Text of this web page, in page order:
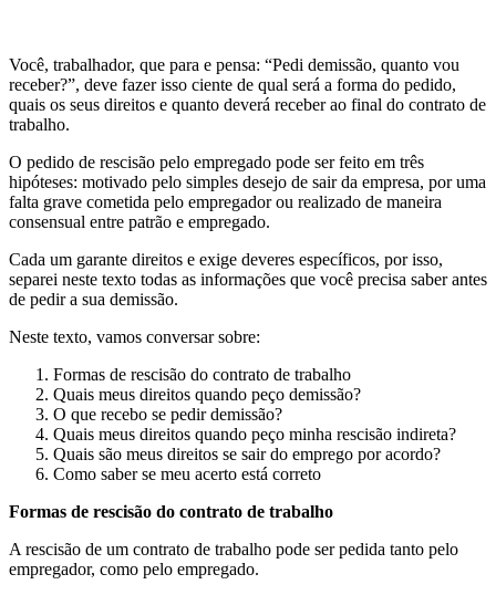
Você, trabalhador, que para e pensa: “Pedi demissão, quanto vou
receber?”, deve fazer isso ciente de qual será a forma do pedido,
quais os seus direitos e quanto deverá receber ao final do contrato de
trabalho.
O pedido de rescisão pelo empregado pode ser feito em três
hipóteses: motivado pelo simples desejo de sair da empresa, por uma
falta grave cometida pelo empregador ou realizado de maneira
consensual entre patrão e empregado.
Cada um garante direitos e exige deveres específicos, por isso,
separei neste texto todas as informações que você precisa saber antes
de pedir a sua demissão.
Neste texto, vamos conversar sobre:
Formas de rescisão do contrato de trabalho
Quais meus direitos quando peço demissão?
O que recebo se pedir demissão?
Quais meus direitos quando peço minha rescisão indireta?
Quais são meus direitos se sair do emprego por acordo?
Como saber se meu acerto está correto
Formas de rescisão do contrato de trabalho
A rescisão de um contrato de trabalho pode ser pedida tanto pelo
empregador, como pelo empregado.